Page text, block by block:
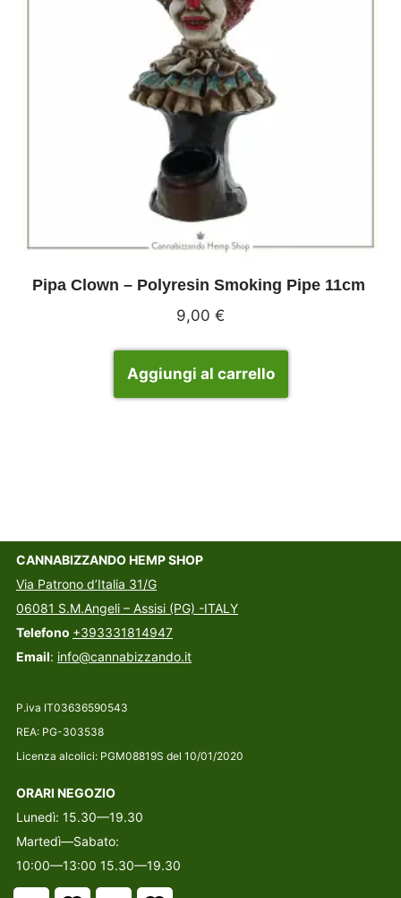
Pipa Clown – Polyresin Smoking Pipe 11cm
9,00 €
Aggiungi al carrello
CANNABIZZANDO HEMP SHOP
Via Patrono d’Italia 31/G
06081 S.M.Angeli – Assisi (PG) -ITALY
Telefono +393331814947
Email: info@cannabizzando.it
P.iva IT03636590543
REA: PG-303538
Licenza alcolici: PGM08819S del 10/01/2020
ORARI NEGOZIO
Lunedì: 15.30—19.30
Martedì—Sabato:
10:00—13:00 15.30—19.30